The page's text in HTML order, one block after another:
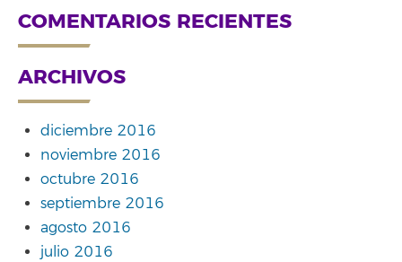
COMENTARIOS RECIENTES
ARCHIVOS
diciembre 2016
noviembre 2016
octubre 2016
septiembre 2016
agosto 2016
julio 2016